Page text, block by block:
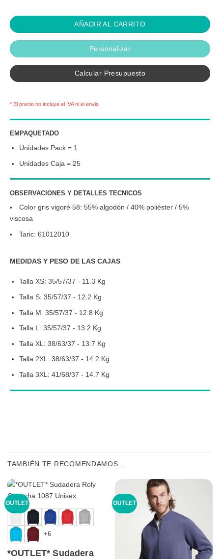
AÑADIR AL CARRITO
Personalizar
Calcular Presupuesto
* El precio no incluye el IVA ni el envio
EMPAQUETADO
Unidades Pack = 1
Unidades Caja = 25
OBSERVACIONES Y DETALLES TECNICOS
Color gris vigoré 58: 55% algodón / 40% poliéster / 5%
viscosa
Taric: 61012010
MEDIDAS Y PESO DE LAS CAJAS
Talla XS: 35/57/37 - 11.3 Kg
Talla S: 35/57/37 - 12.2 Kg
Talla M: 35/57/37 - 12.8 Kg
Talla L: 35/57/37 - 13.2 Kg
Talla XL: 38/63/37 - 13.7 Kg
Talla 2XL: 38/63/37 - 14.2 Kg
Talla 3XL: 41/68/37 - 14.7 Kg
TAMBIÉN TE RECOMENDAMOS…
OUTLET
+6
*OUTLET* Sudadera
OUTLET